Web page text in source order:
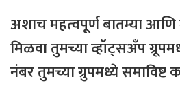
अशाच महत्वपूर्ण बातम्या आणि
मिळवा तुमच्या व्हॉट्सअँप
नंबरतुमच्याग्रुपमध्येसमाविष्ट